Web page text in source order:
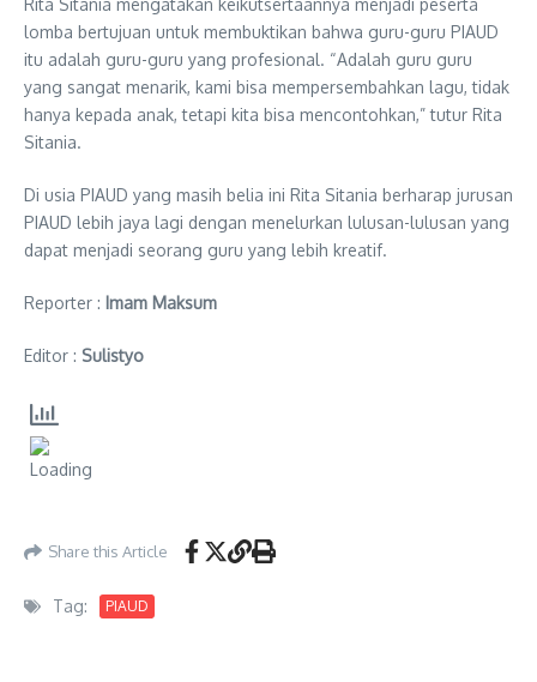
Rita Sitania mengatakan keikutsertaannya menjadi peserta
lomba bertujuan untuk membuktikan bahwa guru-guru PIAUD
itu adalah guru-guru yang profesional. “Adalah guru guru
yang sangat menarik, kami bisa mempersembahkan lagu, tidak
hanya kepada anak, tetapi kita bisa mencontohkan,” tutur Rita
Sitania.
Di usia PIAUD yang masih belia ini Rita Sitania berharap jurusan
PIAUD lebih jaya lagi dengan menelurkan lulusan-lulusan yang
dapat menjadi seorang guru yang lebih kreatif.
Reporter : Imam Maksum
Editor : Sulistyo
Share this Article
Tag: PIAUD